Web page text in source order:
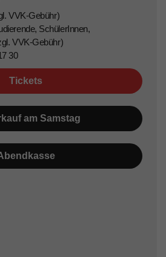
VVK-Gebühr)
SchülerInnen,
VVK-Gebühr)
30
Tickets
am Samstag